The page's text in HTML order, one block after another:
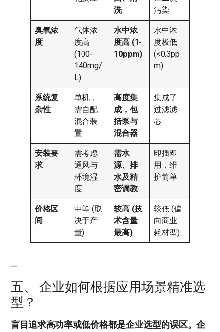
洗
污染
臭氧浓
度
气体浓
度高
(100-
140mg/
L)
水中浓
度高 (1-
10ppm)
水中浓
度极低
(<0.3pp
m)
系统复
杂性
单机，
需自配
混合装
置
高度集
成，包
括泵与
混合器
集成了
过滤滤
芯
安装要
求
需考虑
通风与
环境湿
度
需水
源、排
水及精
密调教
即插即
用，维
护简单
价格区
间
中等 (取
决于产
量)
较高 (技
术含量
最高)
较低 (偏
向商业
耗材型)
—
五、 企业如何根据应用场景精准选
型？
盲目追求高功率或低价格都是企业选型的误区。企